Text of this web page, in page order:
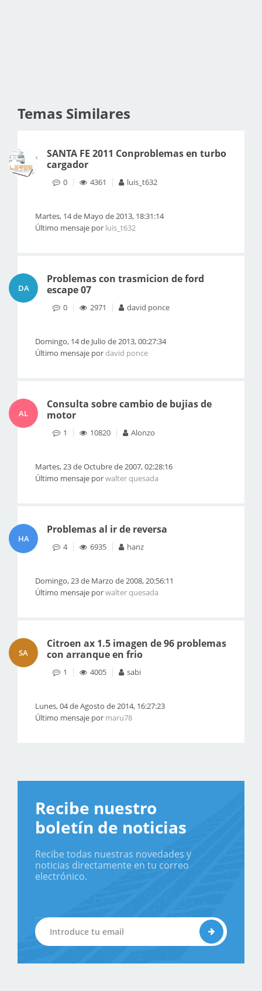
Temas Similares
SANTA FE 2011 Conproblemas en turbo
cargador
0 4361 luis_t632
Martes, 14 de Mayo de 2013, 18:31:14
Último mensaje por luis_t632
DA
Problemas con trasmicion de ford
escape 07
0 2971 david ponce
Domingo, 14 de Julio de 2013, 00:27:34
Último mensaje pordavid ponce
AL
Consulta sobre cambio de bujias de
motor
1 10820 Alonzo
Martes, 23 de Octubre de 2007, 02:28:16
Último mensaje porwalter quesada
HA
Problemas al ir de reversa
4 6935 hanz
Domingo, 23 de Marzo de 2008, 20:56:11
Último mensaje porwalter quesada
SA
Citroen ax 1.5 imagen de 96 problemas
con arranque en frio
1 4005 sabi
Lunes, 04 de Agosto de 2014, 16:27:23
Último mensaje por maru78
Recibe nuestro
boletín de noticias
Recibe todas nuestras novedades y
noticias directamente en tu correo
electrónico.